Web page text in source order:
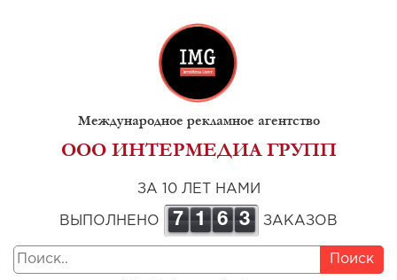
Международное рекламное агентство
ООО ИНТЕРМЕДИА ГРУПП
ЗА 10 ЛЕТ НАМИ
ВЫПОЛНЕНО 7 1 6 3 ЗАКАЗОВ
Поиск